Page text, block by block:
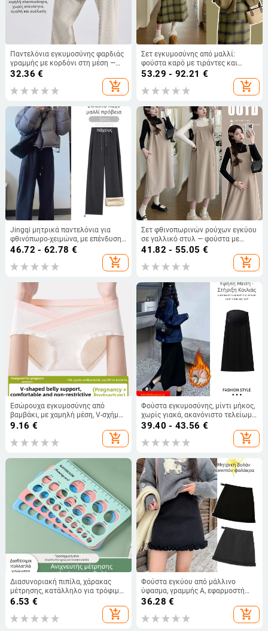
Παντελόνια εγκυμοσύνης φαρδιάς
γραμμής με κορδόνι στη μέση —
πλήρους μήκους, μεσαίας
πυκνότητας, πολυεστέρας (70–
80%), φθινόπωρο/χειμώνας
32.36 €
add_shopping_cart
Σετ εγκυμοσύνης από μαλλί:
φούστα καρό με τιράντες και
χαλαρό πουλόβερ με φουλάρι
(Κολάρο: σε μορφή φύλλου λωτού;
Μανίκια: μακριά, φανάρια; Ύφασμα:
53.29 - 92.21 €
add_shopping_cart
Jingqi μητρικά παντελόνια για
φθινόπωρο-χειμώνα, με επένδυση
φλίς, ευρύ παντελόνι, σχέδιο δύο-
σε-ένα, χωρίς πίεση στην κοιλιά,
χοντρά και ζεστά
46.72 - 62.78 €
add_shopping_cart
Σετ φθινοπωρινών ρούχων εγκύου
σε γαλλικό στυλ — φούστα με
τιράντες και πλεκτό τοπ,
41.82 - 55.05 €
add_shopping_cart
Εσώρουχα εγκυμοσύνης από
βαμβάκι, με χαμηλή μέση, V-σχήμα,
με επιμηκυσμένο μήκος, διαπνοή
9.16 €
add_shopping_cart
Φούστα εγκυμοσύνης, μίντι μήκος,
χωρίς γιακά, ακανόνιστο τελείωμα,
ακρυλικό ύφασμα
39.40 - 43.56 €
add_shopping_cart
Διασυνοριακή πιπίλα, χάρακας
μέτρησης, κατάλληλο για τρόφιμα,
ασφαλής και βολικός, θηλή
πολλαπλών μεγεθών, πολλαπλών
προδιαγραφών, για έγκυες
6.53 €
add_shopping_cart
Φούστα εγκύου από μάλλινο
ύφασμα, γραμμής Α, εφαρμοστή
στους γοφούς, με πιέτες και
36.28 €
add_shopping_cart